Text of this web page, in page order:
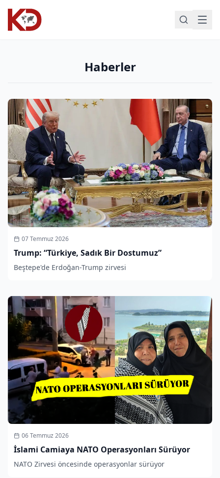
Haberler
07 Temmuz 2026
Trump: “Türkiye, Sadık Bir Dostumuz”
Beştepe'de Erdoğan-Trump zirvesi
06 Temmuz 2026
İslami Camiaya NATO Operasyonları Sürüyor
NATO Zirvesi öncesinde operasyonlar sürüyor